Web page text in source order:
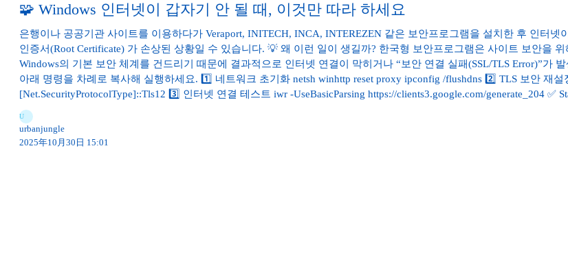
🧩 Windows 인터넷이 갑자기 안 될 때, 이것만 따라 하세요
은행이나 공공기관 사이트를 이용하다가 Veraport, INITECH, INCA, INTEREZEN 같은 보안프로그램을 설치한 후 인터
인증서(Root Certificate) 가 손상된 상황일 수 있습니다. 💡 왜 이런 일이 생길까? 한국형 보안프로그램은 사이트 보안을
Windows의 기본 보안 체계를 건드리기 때문에 결과적으로 인터넷 연결이 막히거나 “보안 연결 실패(SSL/TLS Error)”가
아래 명령을 차례로 복사해 실행하세요. 1️⃣ 네트워크 초기화 netsh winhttp reset proxy ipconfig /flushdns 2️⃣ TLS 보안 재설
[Net.SecurityProtocolType]::Tls12 3️⃣ 인터넷 연결 테스트 iwr -UseBasicParsing https://clients3.google.com/generate_204 ✅
U
urbanjungle
2025年10月30日 15:01